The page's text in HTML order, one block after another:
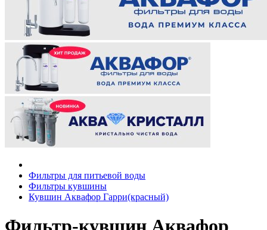
Фильтры для питьевой воды
Фильтры кувшины
Кувшин Аквафор Гарри(красный)